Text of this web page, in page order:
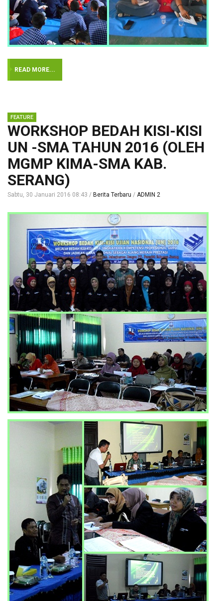
READ MORE...
WORKSHOP BEDAH KISI-KISI
UN -SMA TAHUN 2016 (OLEH
MGMP KIMA-SMA KAB.
SERANG)
Sabtu, 30 Januari 2016 08:43 Berita Terbaru ADMIN 2